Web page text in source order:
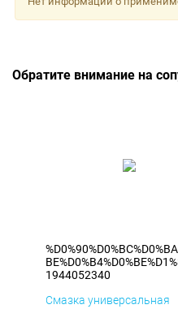
Обратите внимание на
1944052340
Смазка универсальная